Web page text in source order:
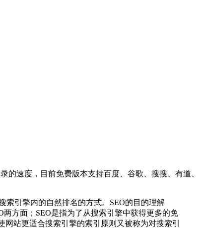
的速度，目前免费版本支持百度、谷歌、搜搜、有道、
索引擎内的自然排名的方式。SEO的目的理解
方面；SEO是指为了从搜索引擎中获得更多的免
站更适合搜索引擎的索引原则又被称为对搜索引